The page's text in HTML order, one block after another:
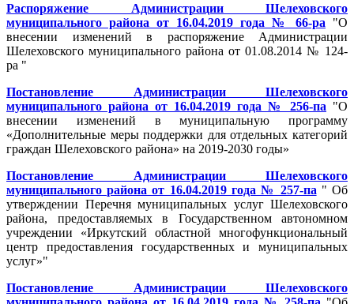
Распоряжение Администрации Шелеховского
муниципального района от 16.04.2019 года № 66-ра "О
внесении изменений в распоряжение Администрации
Шелеховского муниципального района от 01.08.2014 № 124-
ра "
Постановление Администрации Шелеховского
муниципального района от 16.04.2019 года № 256-па "О
внесении изменений в муниципальную программу
«Дополнительные меры поддержки для отдельных категорий
граждан Шелеховского района» на 2019-2030 годы»
Постановление Администрации Шелеховского
муниципального района от 16.04.2019 года № 257-па " Об
утверждении Перечня муниципальных услуг Шелеховского
района, предоставляемых в Государственном автономном
учреждении «Иркутский областной многофункциональный
центр предоставления государственных и муниципальных
услуг»"
Постановление Администрации Шелеховского